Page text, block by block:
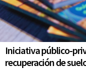
Iniciativa público-
recuperación de